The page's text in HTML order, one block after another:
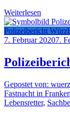
Weiterlesen
Polizeibericht
7. Februar 20207.
Gepostet von:
Fastnacht in Franken
Lebensretter,